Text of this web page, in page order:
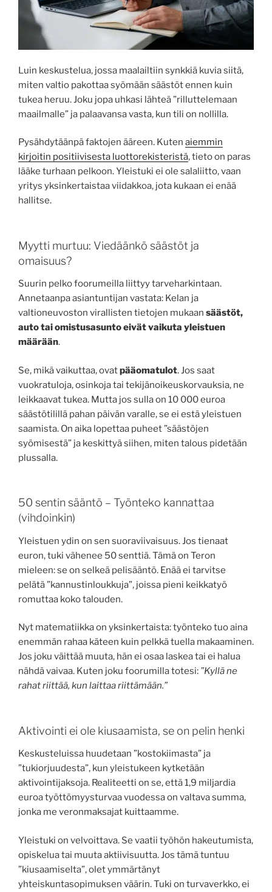
Luin keskustelua, jossa maalailtiin synkkiä kuvia siitä,
miten valtio pakottaa syömään säästöt ennen kuin
tukea heruu. Joku jopa uhkasi lähteä ”rilluttelemaan
maailmalle” ja palaavansa vasta, kun tili on nollilla.
Pysähdytäänpä faktojen ääreen. Kuten aiemmin
kirjoitin positiivisesta luottorekisteristä, tieto on paras
lääke turhaan pelkoon. Yleistuki ei ole salaliitto, vaan
yritys yksinkertaistaa viidakkoa, jota kukaan ei enää
hallitse.
Myytti murtuu: Viedäänkö säästöt ja
omaisuus?
Suurin pelko foorumeilla liittyy tarveharkintaan.
Annetaanpa asiantuntijan vastata: Kelan ja
valtioneuvoston virallisten tietojen mukaan säästöt,
auto tai omistusasunto eivät vaikuta yleistuen
määrään.
Se, mikä vaikuttaa, ovatpääomatulot. Jos saat
vuokratuloja, osinkoja tai tekijänoikeuskorvauksia, ne
leikkaavat tukea. Mutta jos sulla on 10 000 euroa
säästötilillä pahan päivän varalle, se ei estä yleistuen
saamista. On aika lopettaa puheet ”säästöjen
syömisestä” ja keskittyä siihen, miten talous pidetään
plussalla.
50 sentin sääntö – Työnteko kannattaa
(vihdoinkin)
Yleistuen ydin on sen suoraviivaisuus. Jos tienaat
euron, tuki vähenee 50 senttiä. Tämä on Teron
mieleen: se on selkeä pelisääntö. Enää ei tarvitse
pelätä ”kannustinloukkuja”, joissa pieni keikkatyö
romuttaa koko talouden.
Nyt matematiikka on yksinkertaista: työnteko tuo aina
enemmän rahaa käteen kuin pelkkä tuella makaaminen.
Jos joku väittää muuta, hän ei osaa laskea tai ei halua
nähdä vaivaa. Kuten joku foorumilla totesi: ”Kyllä ne
rahat riittää, kun laittaa riittämään.”
Aktivointi ei ole kiusaamista, se on pelin henki
Keskusteluissa huudetaan ”kostokiimasta” ja
”tukiorjuudesta”, kun yleistukeen kytketään
aktivointijaksoja. Realiteetti on se, että 1,9 miljardia
euroa työttömyysturvaa vuodessa on valtava summa,
jonka me veronmaksajat kuittaamme.
Yleistuki on velvoittava. Se vaatii työhön hakeutumista,
opiskelua tai muuta aktiivisuutta. Jos tämä tuntuu
”kiusaamiselta”, olet ymmärtänyt
yhteiskuntasopimuksen väärin. Tuki on turvaverkko, ei